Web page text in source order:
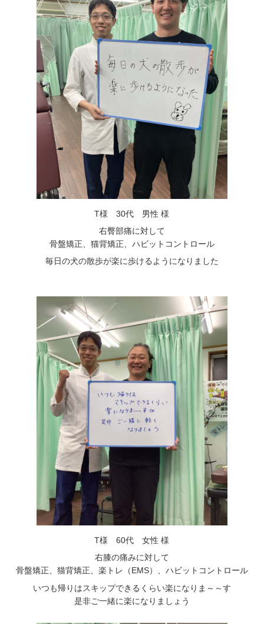
T様 30代 男性 様
右臀部痛に対して
骨盤矯正、猫背矯正、ハビットコントロール
毎日の犬の散歩が楽に歩けるようになりました
T様 60代 女性 様
右膝の痛みに対して
骨盤矯正、猫背矯正、楽トレ（EMS）、ハビットコントロール
いつも帰りはスキップできるくらい楽になりま～～す
是非ご一緒に楽になりましょう